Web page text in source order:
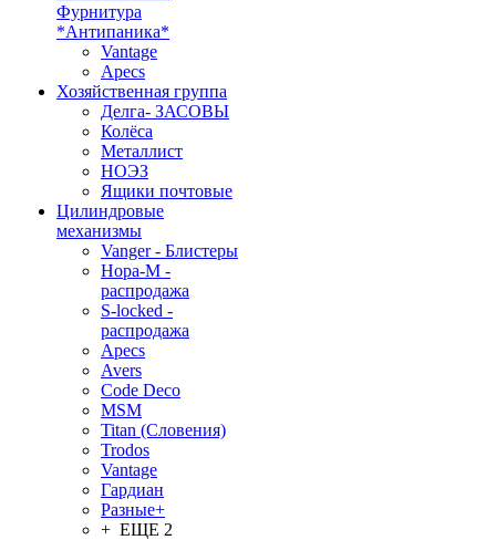
Фурнитура
*Антипаника*
Vantage
Apecs
Хозяйственная группа
Делга- ЗАСОВЫ
Колёса
Металлист
НОЭЗ
Ящики почтовые
Цилиндровые
механизмы
Vanger - Блистеры
Нора-М -
распродажа
S-locked -
распродажа
Apecs
Avers
Code Deco
MSM
Titan (Словения)
Trodos
Vantage
Гардиан
Разные+
+ ЕЩЕ 2